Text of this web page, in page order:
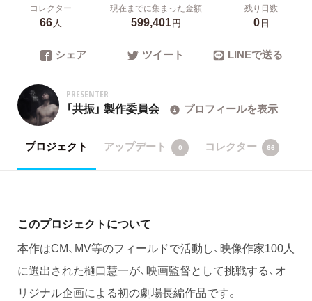
コレクター
66人
現在までに集まった金額
599,401円
残り日数
0日
シェア ツイート LINEで送る
PRESENTER
「共振」 製作委員会 プロフィールを表示
プロジェクト アップデート 0 コレクター 66
このプロジェクトについて
本作はCM、MV等のフィールドで活動し、映像作家100人
に選出された樋口慧一が、映画監督として挑戦する、オ
リジナル企画による初の劇場長編作品です。